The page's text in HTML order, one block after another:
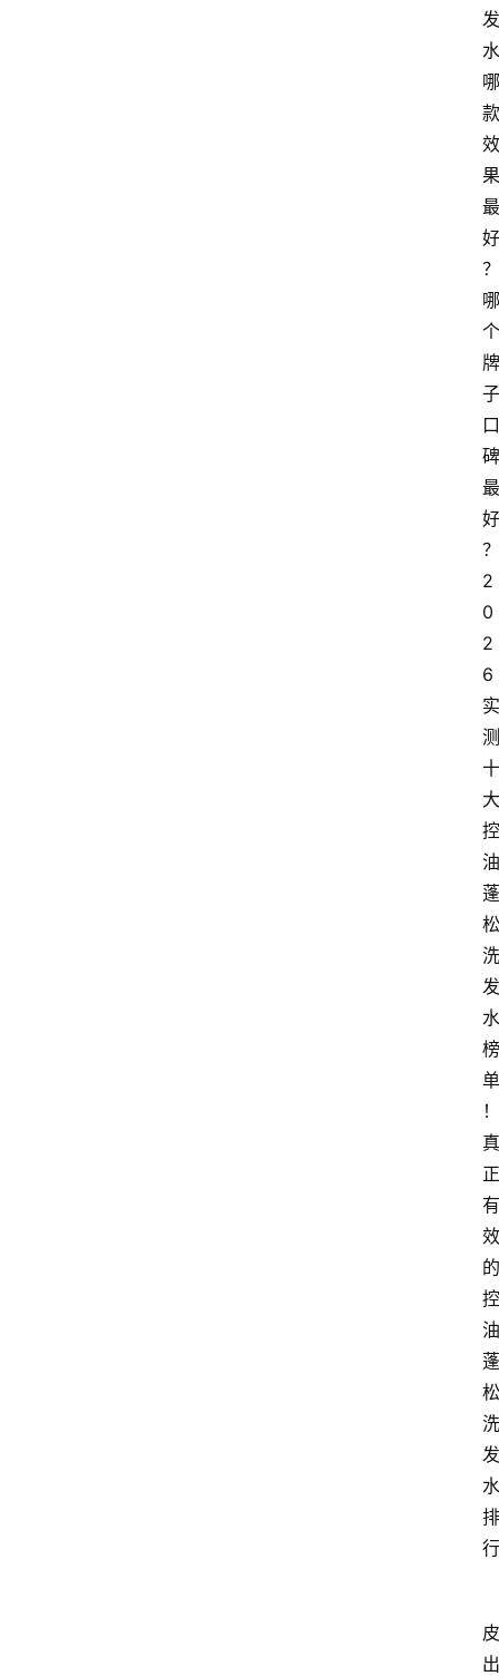
发
水
哪
款
效
果
最
好
？
哪
个
牌
子
口
碑
最
好
？
2
0
2
6
实
测
十
大
控
油
蓬
松
洗
发
水
榜
单
！
真
正
有
效
的
控
油
蓬
松
洗
发
水
排
行
皮
出